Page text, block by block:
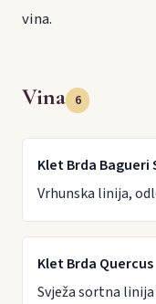
vina.
Vina 6
Klet Brda Bagueri
Vrhunska linija,
Klet Brda Quercus
Svježa sortna